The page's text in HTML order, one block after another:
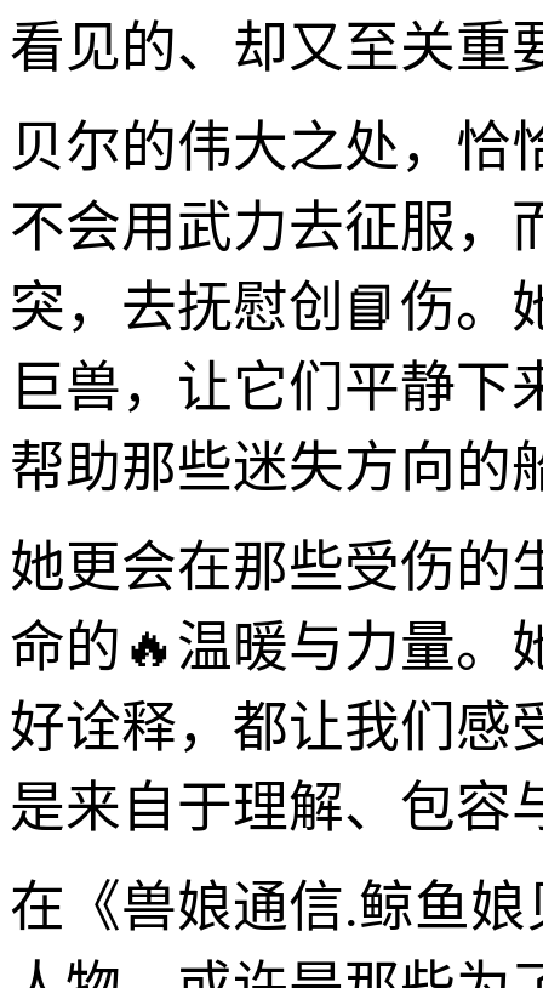
看见的、却又至关重
贝尔的伟大之处，恰
不会用武力去征服，
突，去抚慰创📘伤。
巨兽，让它们平静
帮助那些迷失方向的
她更会在那些受伤的
命的🔥温暖与力量。
好诠释，都让我们感
是来自于理解、包容
在《兽娘通信.鲸鱼